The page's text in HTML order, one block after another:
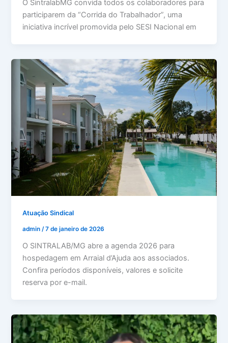
O SintralabMG convida todos os colaboradores para
participarem da “Corrida do Trabalhador”, uma
iniciativa incrível promovida pelo SESI Nacional em
Atuação Sindical
admin/7 de janeiro de 2026
O SINTRALAB/MG abre a agenda 2026 para
hospedagem em Arraial d’Ajuda aos associados.
Confira períodos disponíveis, valores e solicite
reserva por e-mail.